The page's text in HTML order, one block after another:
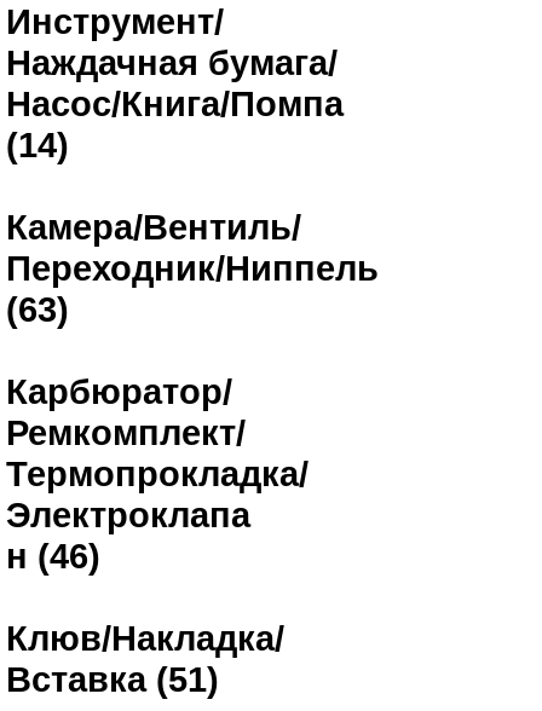
Инструмент/
Наждачная бумага/
Насос/Книга/Помпа
(14)
Камера/Вентиль/
Переходник/Ниппель
(63)
Карбюратор/
Ремкомплект/
Термопрокладка/
Электроклапа
н (46)
Клюв/Накладка/
Вставка (51)